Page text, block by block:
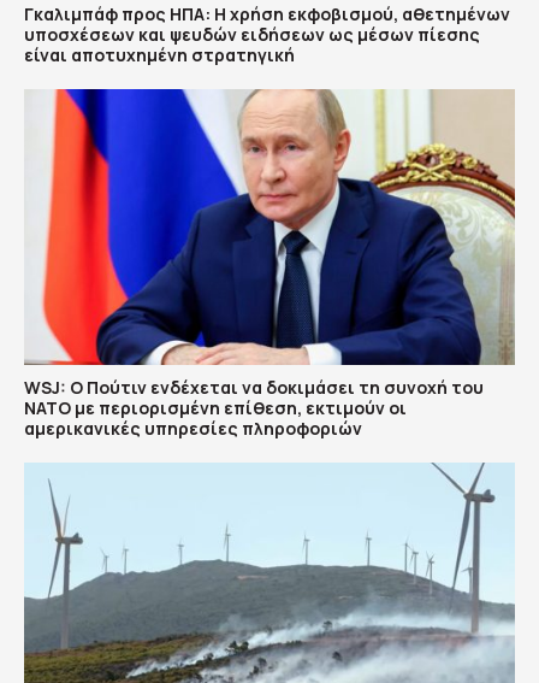
Γκαλιμπάφ προς ΗΠΑ: Η χρήση εκφοβισμού, αθετημένων
υποσχέσεων και ψευδών ειδήσεων ως μέσων πίεσης
είναι αποτυχημένη στρατηγική
WSJ: Ο Πούτιν ενδέχεται να δοκιμάσει τη συνοχή του
ΝΑΤΟ με περιορισμένη επίθεση, εκτιμούν οι
αμερικανικές υπηρεσίες πληροφοριών